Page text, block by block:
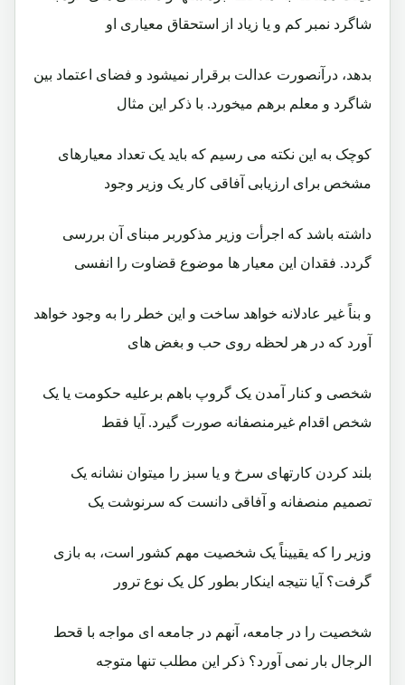
شاگرد نمبر کم و يا زياد از استحقاق معياری او
بدهد، درآنصورت عدالت برقرار نميشود و فضای اعتماد بين
شاگرد و معلم برهم ميخورد. با ذکر اين مثال
کوچک به اين نکته می رسيم که بايد يک تعداد معيارهای
مشخص برای ارزيابی آفاقی کار يک وزير وجود
داشته باشد که اجرأت وزير مذکوربر مبنای آن بررسی
گردد. فقدان اين معيار ها موضوع قضاوت را انفسی
و بناً غير عادلانه خواهد ساخت و اين خطر را به وجود خواهد
آورد که در هر لحظه روی حب و بغض های
شخصی و کنار آمدن يک گروپ باهم برعليه حکومت يا يک
شخص اقدام غيرمنصفانه صورت گيرد. آيا فقط
بلند کردن کارتهای سرخ و يا سبز را ميتوان نشانه يک
تصميم منصفانه و آفاقی دانست که سرنوشت يک
وزير را که يقييناً يک شخصيت مهم کشور است، به بازی
گرفت؟ آيا نتيجه اينکار بطور کل يک نوع ترور
شخصيت را در جامعه، آنهم در جامعه ای مواجه با قحط
الرجال بار نمی آورد؟ ذکر اين مطلب تنها متوجه